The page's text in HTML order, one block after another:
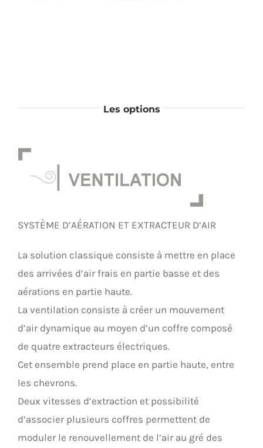
Les options
SYSTÈME D’AÉRATION ET EXTRACTEUR D’AIR
La solution classique consiste à mettre en place
des arrivées d’air frais en partie basse et des
aérations en partie haute.
La ventilation consiste à créer un mouvement
d’air dynamique au moyen d’un coffre composé
de quatre extracteurs électriques.
Cet ensemble prend place en partie haute, entre
les chevrons.
Deux vitesses d’extraction et possibilité
d’associer plusieurs coffres permettent de
moduler le renouvellement de l’air au gré des